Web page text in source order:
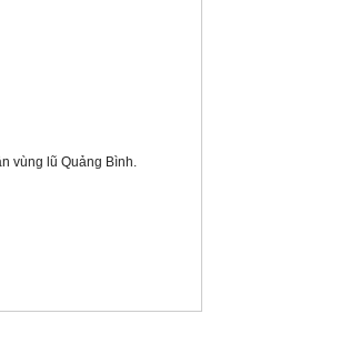
vùng lũ Quảng Bình.